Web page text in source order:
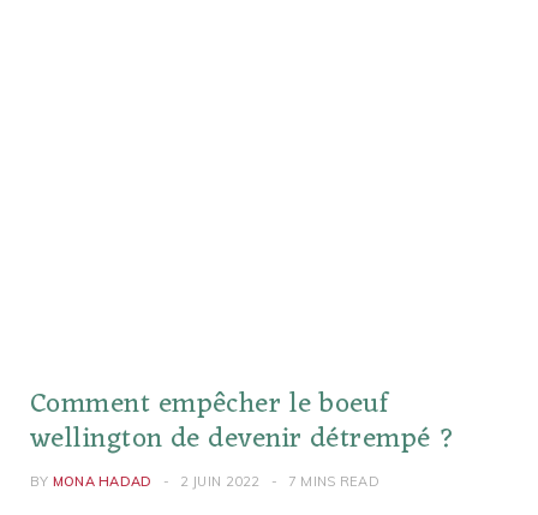
Comment empêcher le boeuf
wellington de devenir détrempé ?
BY MONA HADAD 2 JUIN 2022 7 MINS READ